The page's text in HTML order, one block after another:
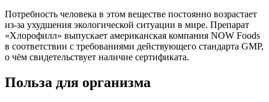
Потребность человека в этом веществе постоянно возрастает
из-за ухудшения экологической ситуации в мире. Препарат
«Хлорофилл» выпускает американская компания NOW Foods
в соответствии с требованиями действующего стандарта GMP,
о чём свидетельствует наличие сертификата.
Польза для организма